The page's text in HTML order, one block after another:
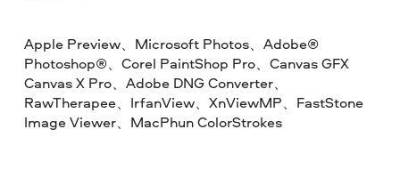
Apple Preview、Microsoft Photos、Adobe®
Photoshop®、Corel PaintShop Pro、Canvas GFX
Canvas X Pro、Adobe DNG Converter、
RawTherapee、IrfanView、XnViewMP、FastStone
Image Viewer、MacPhun ColorStrokes